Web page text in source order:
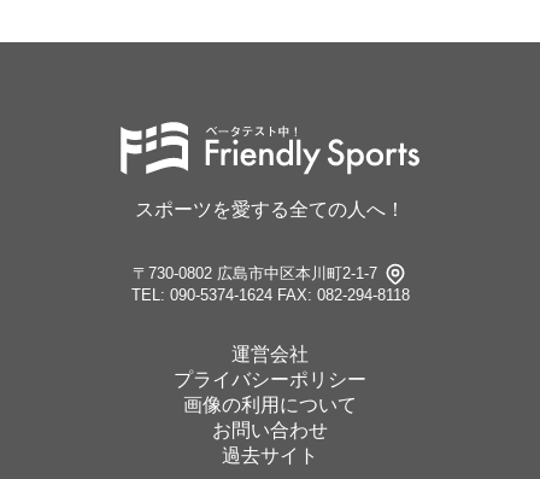
スポーツを愛する全ての人へ！
〒730-0802 広島市中区本川町2-1-7
TEL: 090-5374-1624 FAX: 082-294-8118
運営会社
プライバシーポリシー
画像の利用について
お問い合わせ
過去サイト